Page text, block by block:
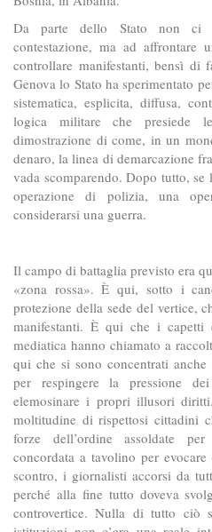
Da parte dello Stato non ci
contestazione, ma ad affrontare
controllare manifestanti, bensì
Genova lo Stato ha sperimentato
sistematica, esplicita, diffusa,
logica militare che presiede
dimostrazione di come, in un
denaro, la linea di demarcazione
vada scomparendo. Dopo tutto,
operazione di polizia, una
considerarsi una guerra.
Il campo di battaglia previsto era
«zona rossa». È qui, sotto i
protezione della sede del vertice,
manifestanti. È qui che i capetti
mediatica hanno chiamato a
qui che si sono concentrati
per respingere la pressione
elemosinare i propri illusori
moltitudine di rispettosi cittadini
forze dell’ordine assoldate
concordata a tavolino per
scontro, i giornalisti accorsi da
perché alla fine tutto doveva
controvertice. Nulla di tutto ciò